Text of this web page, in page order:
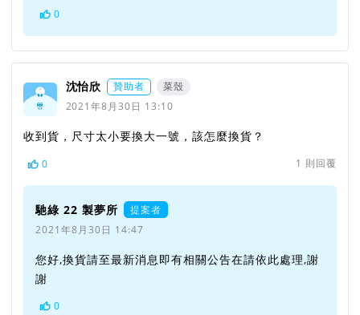
0
沈怡欣 贊助者
菜殼
2021年8月30日 13:10
收到貨，尺寸太小要換大一號，該怎麼換貨？
0 1 則回覆
馳綠 22 製夢所
提案者
2021年8月30日 14:47
您好,換貨請至最新消息即有相關公告在請依此處理,謝
謝
0